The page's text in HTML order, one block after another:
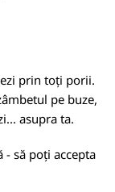
prin toți porii.
pe buze,
asupra ta.
- să poți accepta